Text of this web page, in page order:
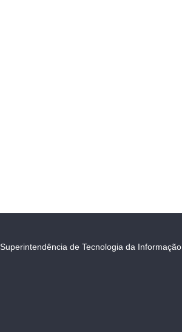
Superintendência de Tecnologia da Informação